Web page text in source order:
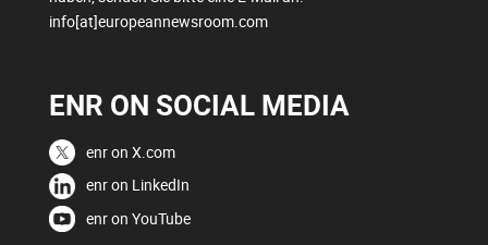
info[at]europeannewsroom.com
ENR ON SOCIAL MEDIA
enr on X.com
enr on LinkedIn
enr on YouTube